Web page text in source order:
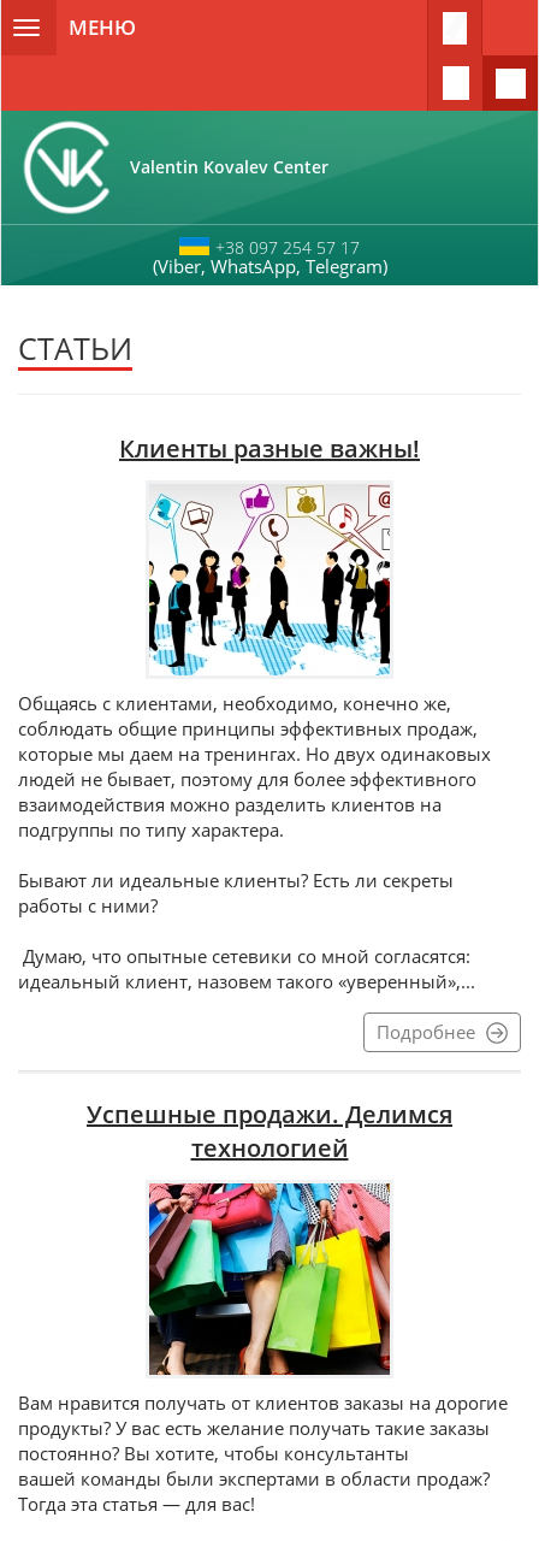
ToggleМЕНЮ
Valentin Kovalev Center
+38 097 254 57 17
(Viber, WhatsApp, Telegram)
СТАТЬИ
Клиенты разные важны!
Общаясь с клиентами, необходимо, конечно же,
соблюдать общие принципы эффективных продаж,
которые мы даем на тренингах. Но двух одинаковых
людей не бывает, поэтому для более эффективного
взаимодействия можно разделить клиентов на
подгруппы по типу характера.
Бывают ли идеальные клиенты? Есть ли секреты
работы с ними?
Думаю, что опытные сетевики со мной согласятся:
идеальный клиент, назовем такого «уверенный»,...
Подробнее
Успешные продажи. Делимся
технологией
Вам нравится получать от клиентов заказы на дорогие
продукты? У вас есть желание получать такие заказы
постоянно? Вы хотите, чтобы консультанты
вашей команды были экспертами в области продаж?
Тогда эта статья — для вас!